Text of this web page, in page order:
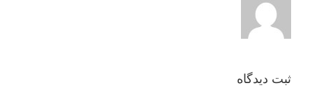
ثبت ديدگاه